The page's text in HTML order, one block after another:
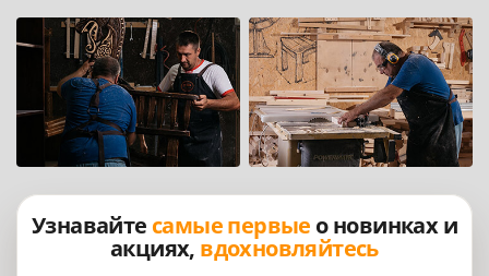
Узнавайте самые первые о новинках и
акциях, вдохновляйтесь